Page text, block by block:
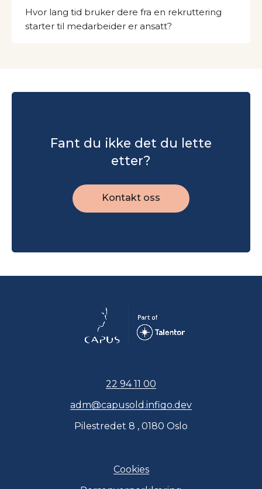
Hvor lang tid bruker dere fra en rekruttering
starter til medarbeider er ansatt?
Fant du ikke det du lette
etter?
Kontakt oss
22 94 11 00
adm@capusold.infigo.dev
Pilestredet 8 , 0180 Oslo
Cookies